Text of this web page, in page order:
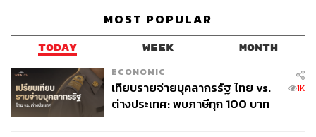
MOST POPULAR
TODAY WEEK MONTH
ECONOMIC
เทียบรายจ่ายบุคลากรรัฐ ไทย vs.
ต่างประเทศ: พบภาษีทุก 100 บาท
1K